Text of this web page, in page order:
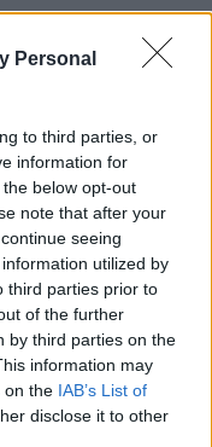
Personal
to third parties, or
information for
below opt-out
note that after your
seeing
utilized by
third parties prior to
of the further
by third parties on the
information may
on the IAB’s List of
disclose it to other